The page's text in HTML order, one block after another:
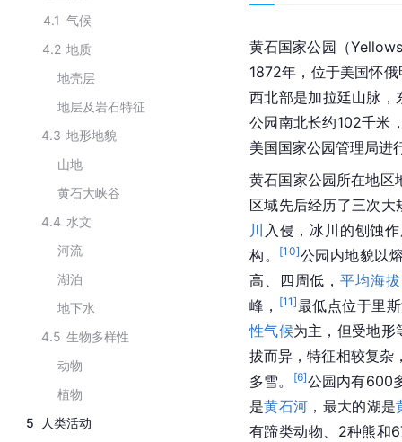
4.1 气候
4.2 地质
地壳层
地层及岩石特征
4.3 地形地貌
山地
黄石大峡谷
4.4 水文
河流
湖泊
地下水
4.5 生物多样性
动物
植物
5
人类活动
黄石国家公园（
1872年，位于美国怀
西北部是加拉廷山脉
公园南北长约102千米
美国国家公园管理局进
黄石国家公园所在地区
区域先后经历了三次大
川 入侵，冰川的刨蚀
构。
[10]公园内地貌以
高、四周低，平均海拔
峰， [11]最低点位于里
性气候为主，但受地形
拔而异，特征相较复杂
多雪。
[6]公园内有600
是黄石河 ，最大的湖是
有蹄类动物、2种熊和